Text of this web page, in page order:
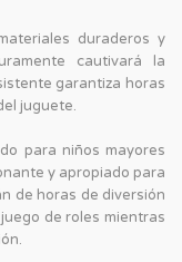
duraderos y
cautivará la
garantiza horas
juguete.
para niños mayores
y apropiado para
de horas de diversión
de roles mientras